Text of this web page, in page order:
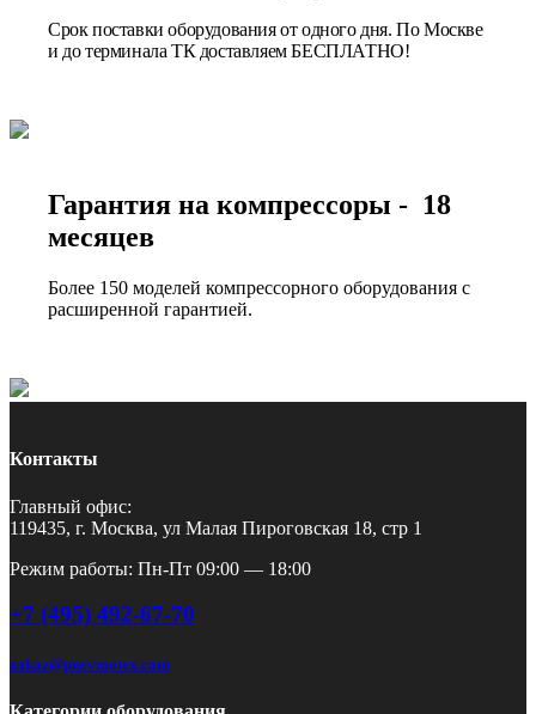
Срок поставки оборудования от одного дня. По Москве
и до терминала ТК доставляем БЕСПЛАТНО!
Гарантия на компрессоры - 18
месяцев
Более 150 моделей компрессорного оборудования с
расширенной гарантией.
Контакты
Главный офис:
119435, г. Москва, ул Малая Пироговская 18, стр 1
Режим работы: Пн-Пт 09:00 — 18:00
+7 (495) 492-67-70
zakaz@pnevmotex.com